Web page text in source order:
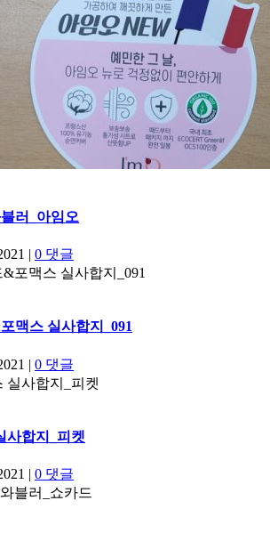
러_아임오
| 0 댓글
맥스 실사합지_091
| 0 댓글
사합지_피켓
| 0 댓글